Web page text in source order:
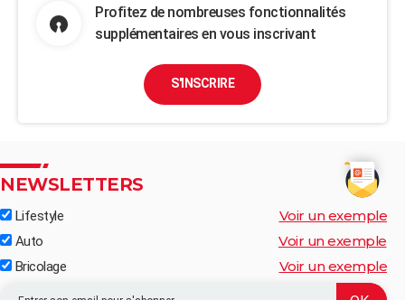
Profitez de nombreuses fonctionnalités
supplémentaires en vous inscrivant
S'INSCRIRE
NEWSLETTERS
Lifestyle Voir un exemple
Auto Voir un exemple
Bricolage Voir un exemple